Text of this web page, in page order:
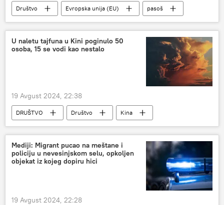
Društvo Evropska unija (EU)
pasoš
putovanje
granica
Srbija – društvo
SVET
U naletu tajfuna u Kini poginulo 50
osoba, 15 se vodi kao nestalo
19 Avgust 2024, 22:38
DRUŠTVO Društvo
Kina
tajfun
Mediji: Migrant pucao na meštane i
policiju u nevesinjskom selu, opkoljen
objekat iz kojeg dopiru hici
19 Avgust 2024, 22:28